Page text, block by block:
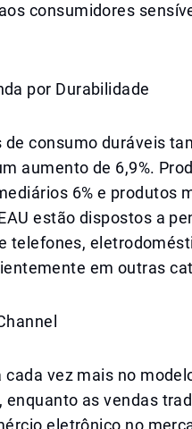
consumidores
por Durabilidade
de consumo duráveis
aumento de 6,9%.
6% e produtos
estão dispostos a
telefones,
em outras
cada vez mais no
enquanto as vendas
eletrônico no